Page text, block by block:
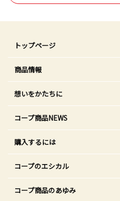
トップページ
商品情報
想いをかたちに
コープ商品NEWS
購入するには
コープのエシカル
コープ商品のあゆみ